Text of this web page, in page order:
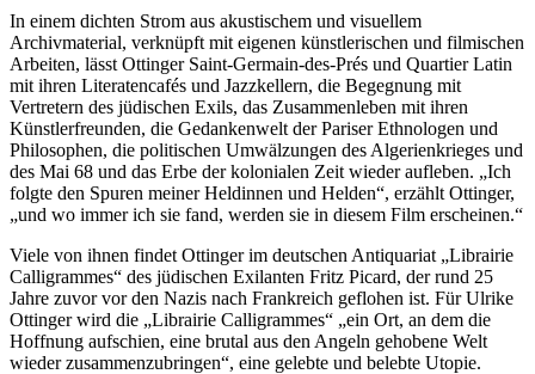
In einem dichten Strom aus akustischem und visuellem
Archivmaterial, verknüpft mit eigenen künstlerischen und filmischen
Arbeiten, lässt Ottinger Saint-Germain-des-Prés und Quartier Latin
mit ihren Literatencafés und Jazzkellern, die Begegnung mit
Vertretern des jüdischen Exils, das Zusammenleben mit ihren
Künstlerfreunden, die Gedankenwelt der Pariser Ethnologen und
Philosophen, die politischen Umwälzungen des Algerienkrieges und
des Mai 68 und das Erbe der kolonialen Zeit wieder aufleben. „Ich
folgte den Spuren meiner Heldinnen und Helden“, erzählt Ottinger,
„und wo immer ich sie fand, werden sie in diesem Film erscheinen.“
Viele von ihnen findet Ottinger im deutschen Antiquariat „Librairie
Calligrammes“ des jüdischen Exilanten Fritz Picard, der rund 25
Jahre zuvor vor den Nazis nach Frankreich geflohen ist. Für Ulrike
Ottinger wird die „Librairie Calligrammes“ „ein Ort, an dem die
Hoffnung aufschien, eine brutal aus den Angeln gehobene Welt
wieder zusammenzubringen“, eine gelebte und belebte Utopie.